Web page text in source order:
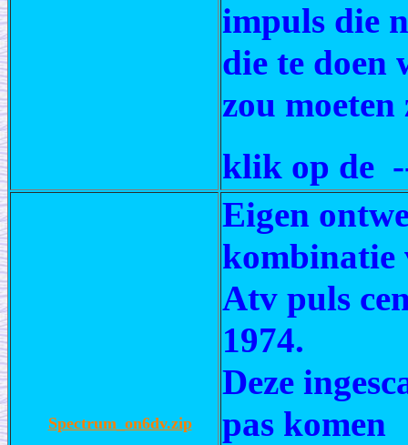
impuls die
die te doen
zou
klik op de
Spectrum_on6dv.zip
Eigen
kombinatie
Atv puls
1974.
Deze
pas komen